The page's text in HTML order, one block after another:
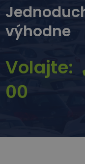
výhodne
Volajte:
00